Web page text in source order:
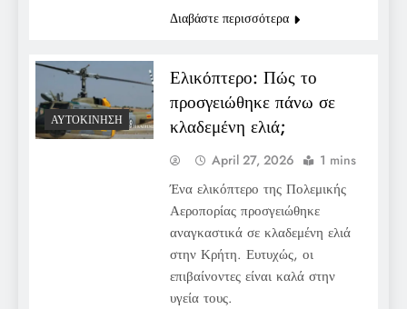
Διαβάστε περισσότερα
ΑΥΤΟΚΊΝΗΣΗ
Ελικόπτερο: Πώς το
προσγειώθηκε πάνω σε
κλαδεμένη ελιά;
April 27, 2026 1 mins
Ένα ελικόπτερο της Πολεμικής
Αεροπορίας προσγειώθηκε
αναγκαστικά σε κλαδεμένη ελιά
στην Κρήτη. Ευτυχώς, οι
επιβαίνοντες είναι καλά στην
υγεία τους.